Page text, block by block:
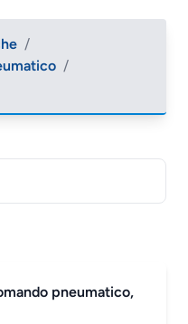
/
/
pneumatico,